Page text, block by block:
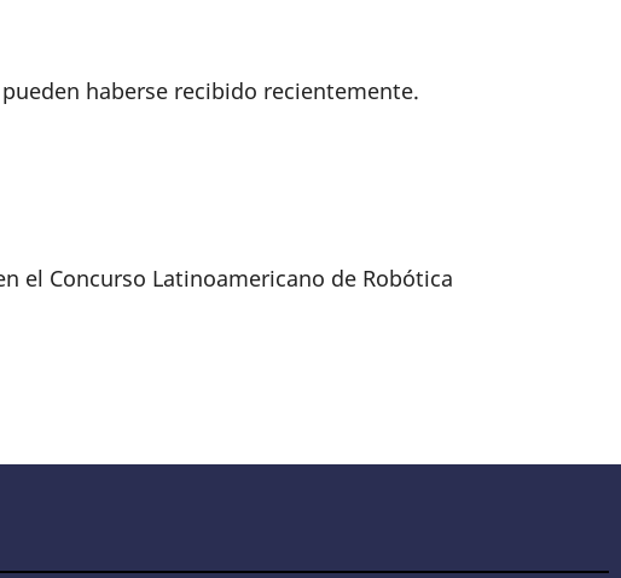
haberse recibido recientemente.
el Concurso Latinoamericano de Robótica